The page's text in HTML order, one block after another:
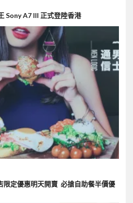
Sony A7 III 正式登陸香港
限定優惠明天開賣 必搶自助餐半價優